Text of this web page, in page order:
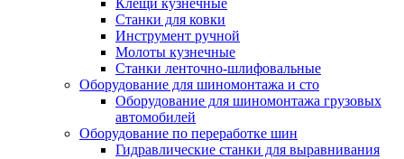
Клещи кузнечные
Станки для ковки
Инструмент ручной
Молоты кузнечные
Станки ленточно-шлифовальные
Оборудование для шиномонтажа и сто
Оборудование для шиномонтажа грузовых
автомобилей
Оборудование по переработке шин
Гидравлические станки для выравнивания